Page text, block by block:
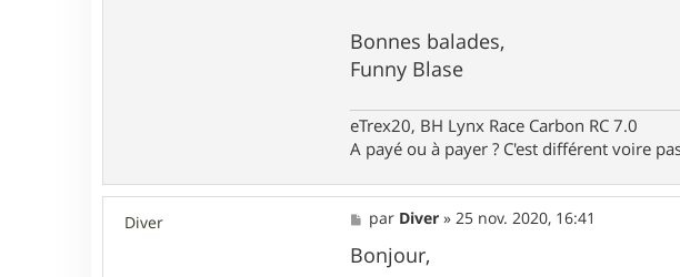
t
l
Bonnes balades,
Funny Blase
eTrex20, BH Lynx Race Carbon RC 7.0
A payé ou à payer ? C'est différent voire
Diver
M
e
s
s
par Diver »25 nov. 2020, 16:41
Bonjour,